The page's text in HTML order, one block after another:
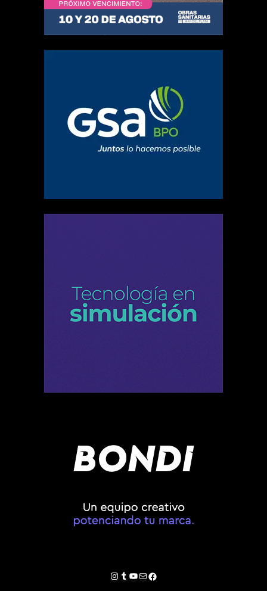
Instagram
Tumblr
YouTube
Correo electrónico
Facebook